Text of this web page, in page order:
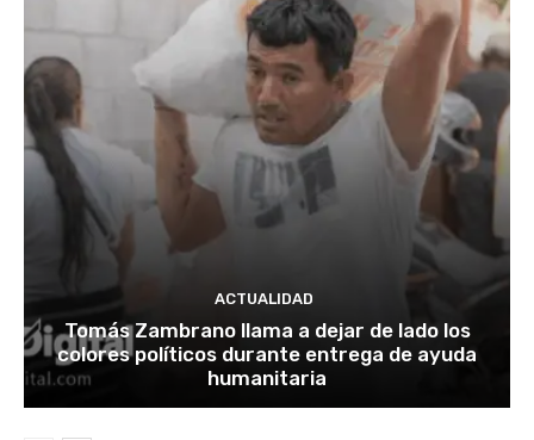
ACTUALIDAD
Tomás Zambrano llama a dejar de lado los
colores políticos durante entrega de ayuda
humanitaria